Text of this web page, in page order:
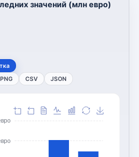
значений (млн евро)
PNG CSV JSON